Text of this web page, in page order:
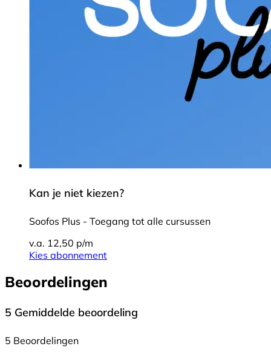
Kan je niet kiezen?
Soofos Plus - Toegang tot alle cursussen
v.a. 12,50 p/m
Kies abonnement
Beoordelingen
5 Gemiddelde beoordeling
5 Beoordelingen